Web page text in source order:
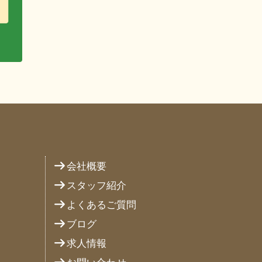
会社概要
スタッフ紹介
よくあるご質問
ブログ
求人情報